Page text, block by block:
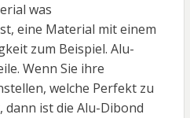
was
eine Material mit einem
zum Beispiel. Alu-
Wenn Sie ihre
welche Perfekt zu
dann ist die Alu-Dibond